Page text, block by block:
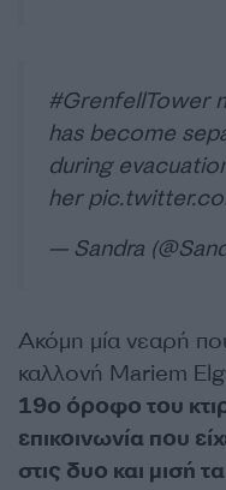
#GrenfellTower
has become
during
her
— Sandra
Ακόμη μία νεαρή που
καλλονή Mariem
19ο όροφο του
επικοινωνία που
στις δυο και μισή